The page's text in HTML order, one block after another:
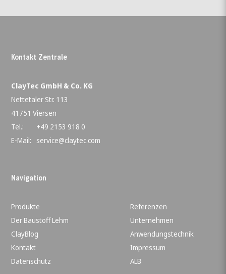
Kontakt Zentrale
ClayTec GmbH & Co. KG
Nettetaler Str. 113
41751 Viersen
Tel.:
+49 2153 918 0
E-Mail:
service@claytec.com
Navigation
Produkte
Referenzen
Der Baustoff Lehm
Unternehmen
ClayBlog
Anwendungstechnik
Kontakt
Impressum
Datenschutz
ALB